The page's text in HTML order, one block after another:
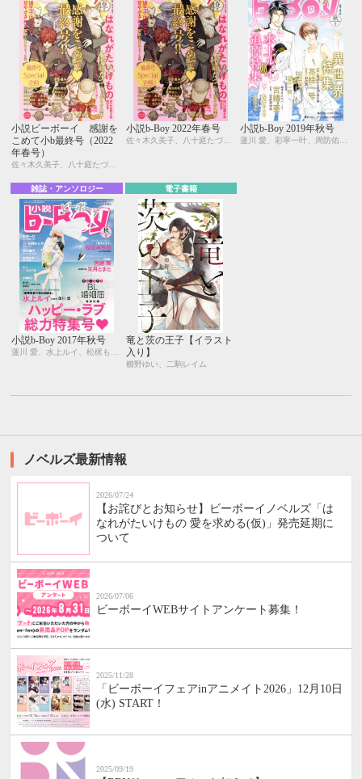
小説ビーボーイ 感謝を
こめて小b最終号（2022
年春号）
小説b-Boy 2022年春号
佐々木久美子、八十庭たづ、水壬楓子、しおべり由生、北ミチノ、二駒レイム、秋山みち花、彩寧一叶、飯田実樹、榎田尤利、かわい恋、櫛野ゆい、幸崎ぱれす、木原音瀬、鈴木あみ、遠野春日、温井ちょも、松梶もとや、夜光 花、夢乃咲実、風祭おまる、月輝
小説b-Boy 2019年秋号
蓮川 愛、彩寧一叶、周防佑未、松梶もとや、二駒レイム、茶柱一号、むにお、宮緒 葵、笠井あゆみ、温井ちょも、藤村綾生、水壬楓子、しおべり由生
雑誌・アンソロジー
小説b-Boy 2017年秋号
蓮川 愛、水上ルイ、松梶もとや、中森、秋山みち花、sosso、宮緒 葵、朱月とまと、東野ゆき、香林セージ、水壬楓子、しおべり由生、彩寧一叶、森原八鹿、永井三郎、林 マキ、紺野けい子、aso、尾賀トモ、二駒レイム、水瀬結月
電子書籍
竜と茨の王子【イラスト
入り】
櫛野ゆい、二駒レイム
ノベルズ最新情報
2026/07/24
【お詫びとお知らせ】ビーボーイノベルズ「は
なれがたいけもの 愛を求める(仮)」発売延期に
ついて
2026/07/06
ビーボーイWEBサイトアンケート募集！
2025/11/28
「ビーボーイフェアinアニメイト2026」12月10日
(水) START！
2025/09/19